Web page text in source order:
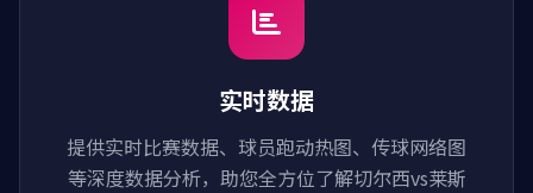
实时数据
提供实时比赛数据、球员跑动热图、传球网络图
等深度数据分析，助您全方位了解切尔西vs莱斯